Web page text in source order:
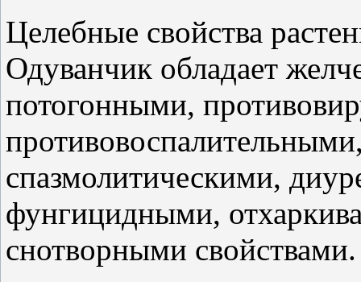
Целебные свойства
Одуванчик обладает
потогонными,
спазмолитическими,
фунгицидными,
снотворными